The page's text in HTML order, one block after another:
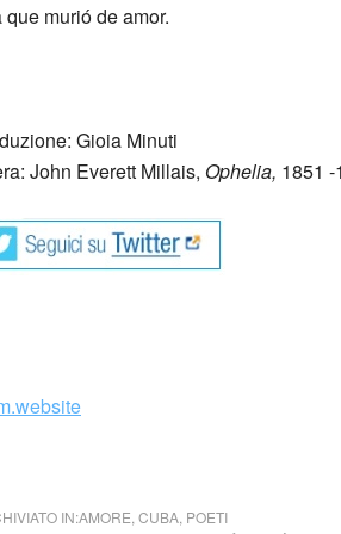
que murió de amor.
Gioia Minuti
John Everett Millais, Ophelia, 1851
IN:AMORE CUBA POETI